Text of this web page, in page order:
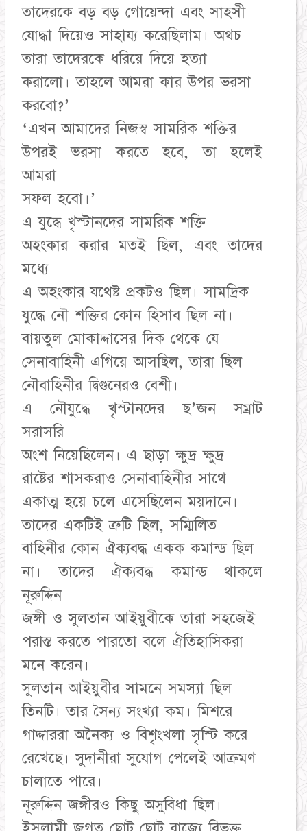
তাদেরকে বড় বড় গোয়েন্দা এবং সাহসী
যোদ্ধা দিয়েও সাহায্য করেছিলাম। অথচ
তারা তাদেরকে ধরিয়ে দিয়ে হত্যা
করালো। তাহলে আমরা কার উপর ভরসা
করবো?’
‘এখন আমাদের নিজস্ব সামরিক শক্তির
উপরই ভরসা করতে হবে, তা হলেই
আমরা
সফল হবো।’
এ যুদ্ধে খৃস্টানদের সামরিক শক্তি
অহংকার করার মতই ছিল, এবং তাদের
মধ্যে
এ অহংকার যথেষ্ট প্রকটও ছিল। সামদ্রিক
যুদ্ধে নৌ শক্তির কোন হিসাব ছিল না।
বায়তুল মোকাদ্দাসের দিক থেকে যে
সেনাবাহিনী এগিয়ে আসছিল, তারা ছিল
নৌবাহিনীর দ্বিগুনেরও বেশী।
এ নৌযুদ্ধে খৃস্টানদের ছ’জন সম্রাট
সরাসরি
অংশ নিয়েছিলেন। এ ছাড়া ক্ষুদ্র ক্ষুদ্র
রাষ্টের শাসকরাও সেনাবাহিনীর সাথে
একাত্ম হয়ে চলে এসেছিলেন ময়দানে।
তাদের একটিই ত্রুটি ছিল, সম্মিলিত
বাহিনীর কোন ঐক্যবদ্ধ একক কমান্ড ছিল
না। তাদের ঐক্যবদ্ধ কমান্ড থাকলে
নূরুদ্দিন
জঙ্গী ও সুলতান আইয়ুবীকে তারা সহজেই
পরাস্ত করতে পারতো বলে ঐতিহাসিকরা
মনে করেন।
সুলতান আইয়ুবীর সামনে সমস্যা ছিল
তিনটি। তার সৈন্য সংখ্যা কম। মিশরে
গাদ্দাররা অনৈক্য ও বিশৃংখলা সৃস্টি করে
রেখেছে। সুদানীরা সুযোগ পেলেই আক্রমণ
চালাতে পারে।
নূরুদ্দিন জঙ্গীরও কিছু অসুবিধা ছিল।